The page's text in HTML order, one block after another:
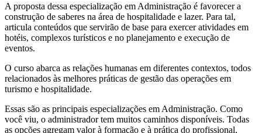
A proposta dessa especialização em Administração é favorecer a
construção de saberes na área de hospitalidade e lazer. Para tal,
articula conteúdos que servirão de base para exercer atividades em
hotéis, complexos turísticos e no planejamento e execução de
eventos.
O curso abarca as relações humanas em diferentes contextos, todos
relacionados às melhores práticas de gestão das operações em
turismo e hospitalidade.
Essas são as principais especializações em Administração. Como
você viu, o administrador tem muitos caminhos disponíveis. Todas
as opções agregam valor à formação e à prática do profissional,